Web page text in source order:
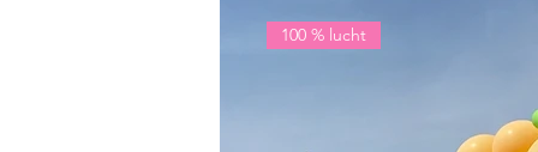
100 % lucht